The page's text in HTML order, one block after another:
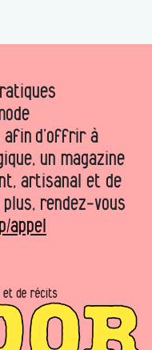
afin d’offrir à
un magazine
artisanal et de
rendez-vous
appel